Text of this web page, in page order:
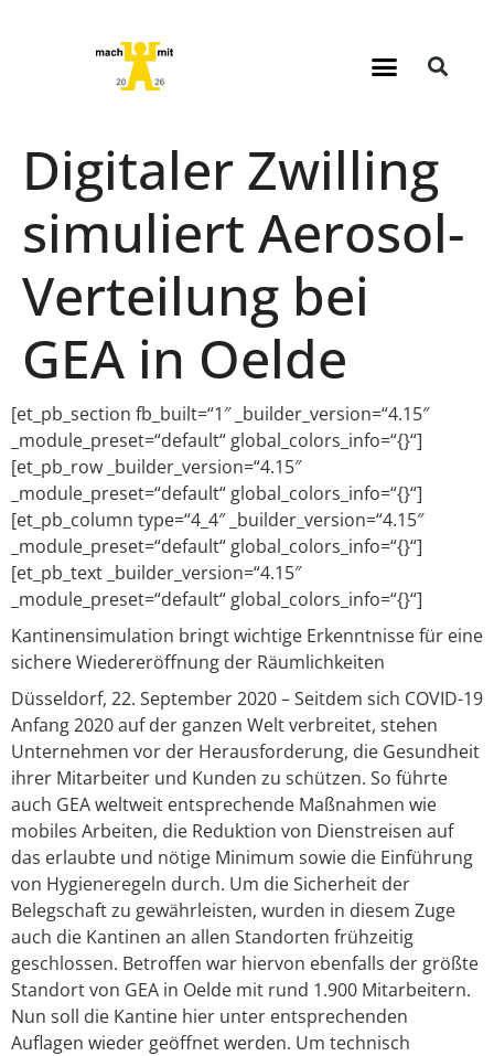
Digitaler Zwilling
simuliert Aerosol-
Verteilung bei
GEA in Oelde
[et_pb_section fb_built=“1″ _builder_version=“4.15″
_module_preset=“default“ global_colors_info=“{}“]
[et_pb_row _builder_version=“4.15″
_module_preset=“default“ global_colors_info=“{}“]
[et_pb_column type=“4_4″ _builder_version=“4.15″
_module_preset=“default“ global_colors_info=“{}“]
[et_pb_text _builder_version=“4.15″
_module_preset=“default“ global_colors_info=“{}“]
Kantinensimulation bringt wichtige Erkenntnisse für eine
sichere Wiedereröffnung der Räumlichkeiten
Düsseldorf, 22. September 2020 – Seitdem sich COVID-19
Anfang 2020 auf der ganzen Welt verbreitet, stehen
Unternehmen vor der Herausforderung, die Gesundheit
ihrer Mitarbeiter und Kunden zu schützen. So führte
auch GEA weltweit entsprechende Maßnahmen wie
mobiles Arbeiten, die Reduktion von Dienstreisen auf
das erlaubte und nötige Minimum sowie die Einführung
von Hygieneregeln durch. Um die Sicherheit der
Belegschaft zu gewährleisten, wurden in diesem Zuge
auch die Kantinen an allen Standorten frühzeitig
geschlossen. Betroffen war hiervon ebenfalls der größte
Standort von GEA in Oelde mit rund 1.900 Mitarbeitern.
Nun soll die Kantine hier unter entsprechenden
Auflagen wieder geöffnet werden. Um technisch